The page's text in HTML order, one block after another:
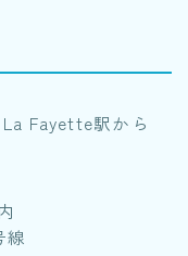
Fayette駅から
線